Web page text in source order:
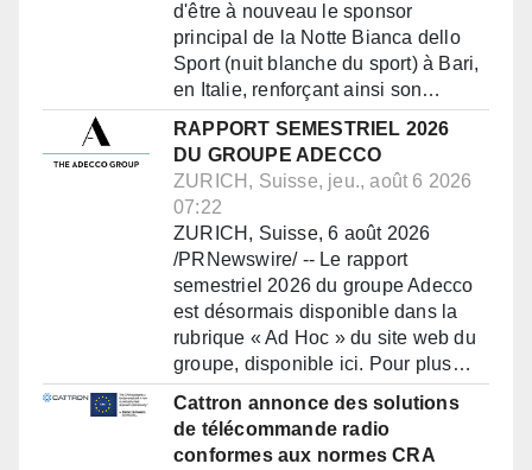
d'être à nouveau le sponsor
principal de la Notte Bianca dello
Sport (nuit blanche du sport) à Bari,
en Italie, renforçant ainsi son…
RAPPORT SEMESTRIEL 2026
DU GROUPE ADECCO
ZURICH, Suisse, jeu., août 6 2026
07:22
ZURICH, Suisse, 6 août 2026
/PRNewswire/ -- Le rapport
semestriel 2026 du groupe Adecco
est désormais disponible dans la
rubrique « Ad Hoc » du site web du
groupe, disponible ici. Pour plus…
Cattron annonce des solutions
de télécommande radio
conformes aux normes CRA